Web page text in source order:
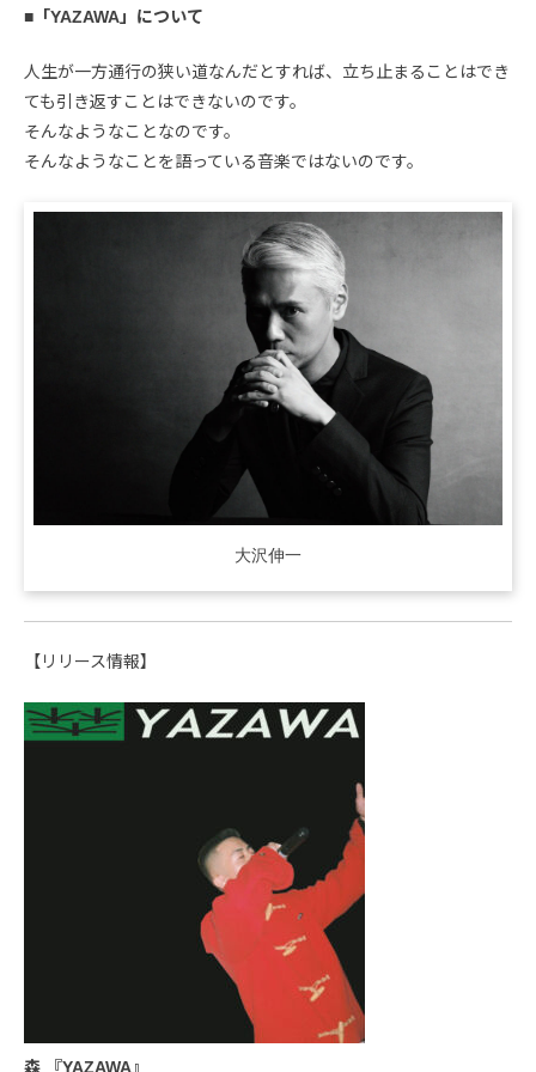
■「YAZAWA」について
人生が一方通行の狭い道なんだとすれば、立ち止まることはでき
ても引き返すことはできないのです。
そんなようなことなのです。
そんなようなことを語っている音楽ではないのです。
大沢伸一
【リリース情報】
森 『YAZAWA』